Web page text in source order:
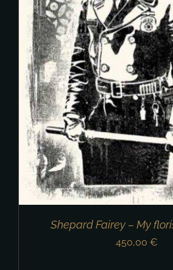
Shepard Fairey – My
450,00 €